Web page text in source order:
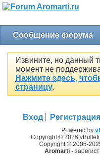
Сообщение форума
Извините, но данный
момент не
Нажмите здесь,
страницу.
Вход Регистрация
Powered by
Copyright © 2026
Copyright © 2005-
Aromarti-